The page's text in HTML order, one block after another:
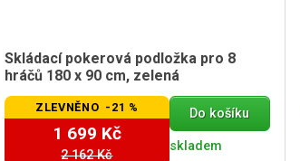
Skládací pokerová podložka pro 8
hráčů 180 x 90 cm, zelená
ZLEVNĚNO -21 %
1 699 Kč
2 162 Kč
Do košíku
skladem